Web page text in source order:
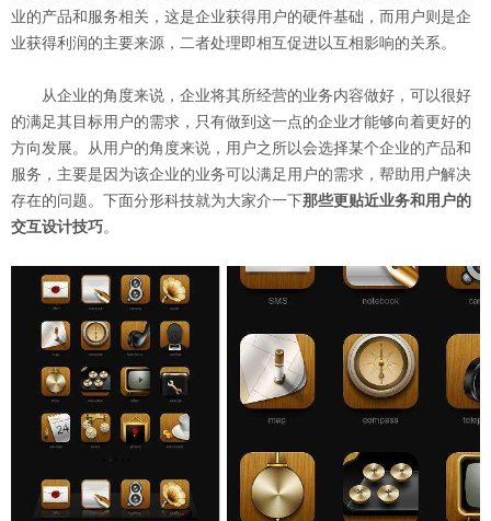
业的产品和服务相关，这是企业获得用户的硬件基础，而用户则是企
业获得利润的主要来源，二者处理即相互促进以互相影响的关系。
从企业的角度来说，企业将其所经营的业务内容做好，可以很好
的满足其目标用户的需求，只有做到这一点的企业才能够向着更好的
方向发展。从用户的角度来说，用户之所以会选择某个企业的产品和
服务，主要是因为该企业的业务可以满足用户的需求，帮助用户解决
存在的问题。下面分形科技就为大家介一下那些更贴近业务和用户的
交互设计技巧。